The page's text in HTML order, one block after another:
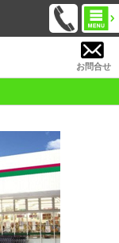
お問合せ